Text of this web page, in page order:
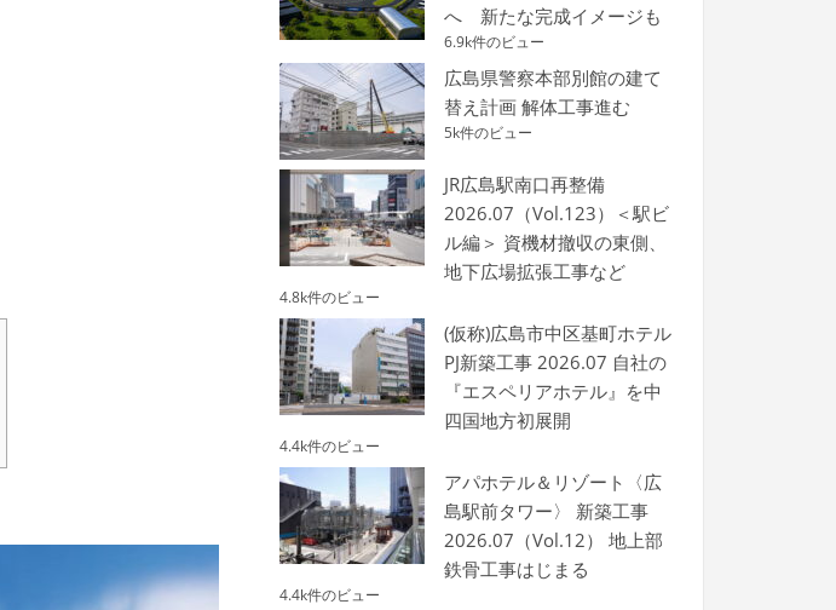
へ 新たな完成イメージも
6.9k件のビュー
広島県警察本部別館の建て
替え計画 解体工事進む
5k件のビュー
JR広島駅南口再整備
2026.07（Vol.123）＜駅ビ
ル編＞ 資機材撤収の東側、
地下広場拡張工事など
4.8k件のビュー
(仮称)広島市中区基町ホテル
PJ新築工事 2026.07 自社の
『エスペリアホテル』を中
四国地方初展開
4.4k件のビュー
アパホテル＆リゾート〈広
島駅前タワー〉 新築工事
2026.07（Vol.12） 地上部
鉄骨工事はじまる
4.4k件のビュー